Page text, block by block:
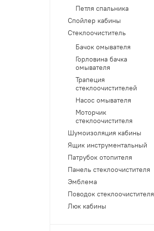
Петля спальника
Спойлер кабины
Стеклоочиститель
Бачок омывателя
Горловина бачка
омывателя
Трапеция
стеклоочистителей
Насос омывателя
Моторчик
стеклоочистителя
Шумоизоляция кабины
Ящик инструментальный
Патрубок отопителя
Панель стеклоочистителя
Эмблема
Поводок стеклоочистителя
Люк кабины